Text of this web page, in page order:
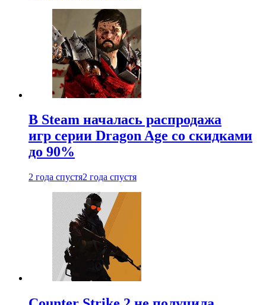
В Steam началась распродажа
игр серии Dragon Age со скидками
до 90%
2 года спустя2 года спустя